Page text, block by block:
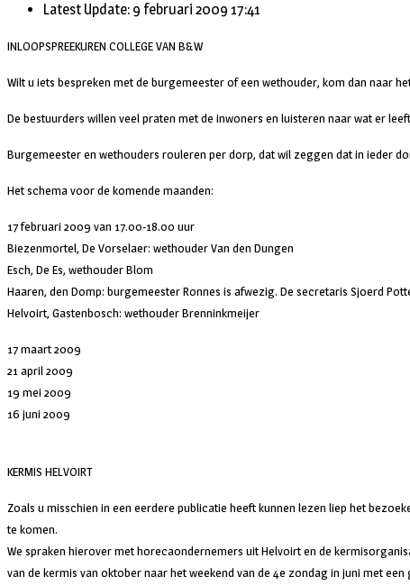
Latest Update: 9 februari 2009 17:41
INLOOPSPREEKUREN COLLEGE VAN B&W
Wilt u iets bespreken met de burgemeester of een wethouder, kom dan naar
De bestuurders willen veel praten met de inwoners en luisteren naar wat er
Burgemeester en wethouders rouleren per dorp, dat wil zeggen dat in ieder
Het schema voor de komende maanden:
17 februari 2009 van 17.00-18.00 uur
Biezenmortel, De Vorselaer: wethouder Van den Dungen
Esch, De Es, wethouder Blom
Haaren, den Domp: burgemeester Ronnes is afwezig. De secretaris Sjoerd
Helvoirt, Gastenbosch: wethouder Brenninkmeijer
17 maart 2009
21 april 2009
19 mei 2009
16 juni 2009
KERMIS HELVOIRT
Zoals u misschien in een eerdere publicatie heeft kunnen lezen liep het
te komen.
We spraken hierover met horecaondernemers uit Helvoirt en de
van de kermis van oktober naar het weekend van de 4e zondag in juni met